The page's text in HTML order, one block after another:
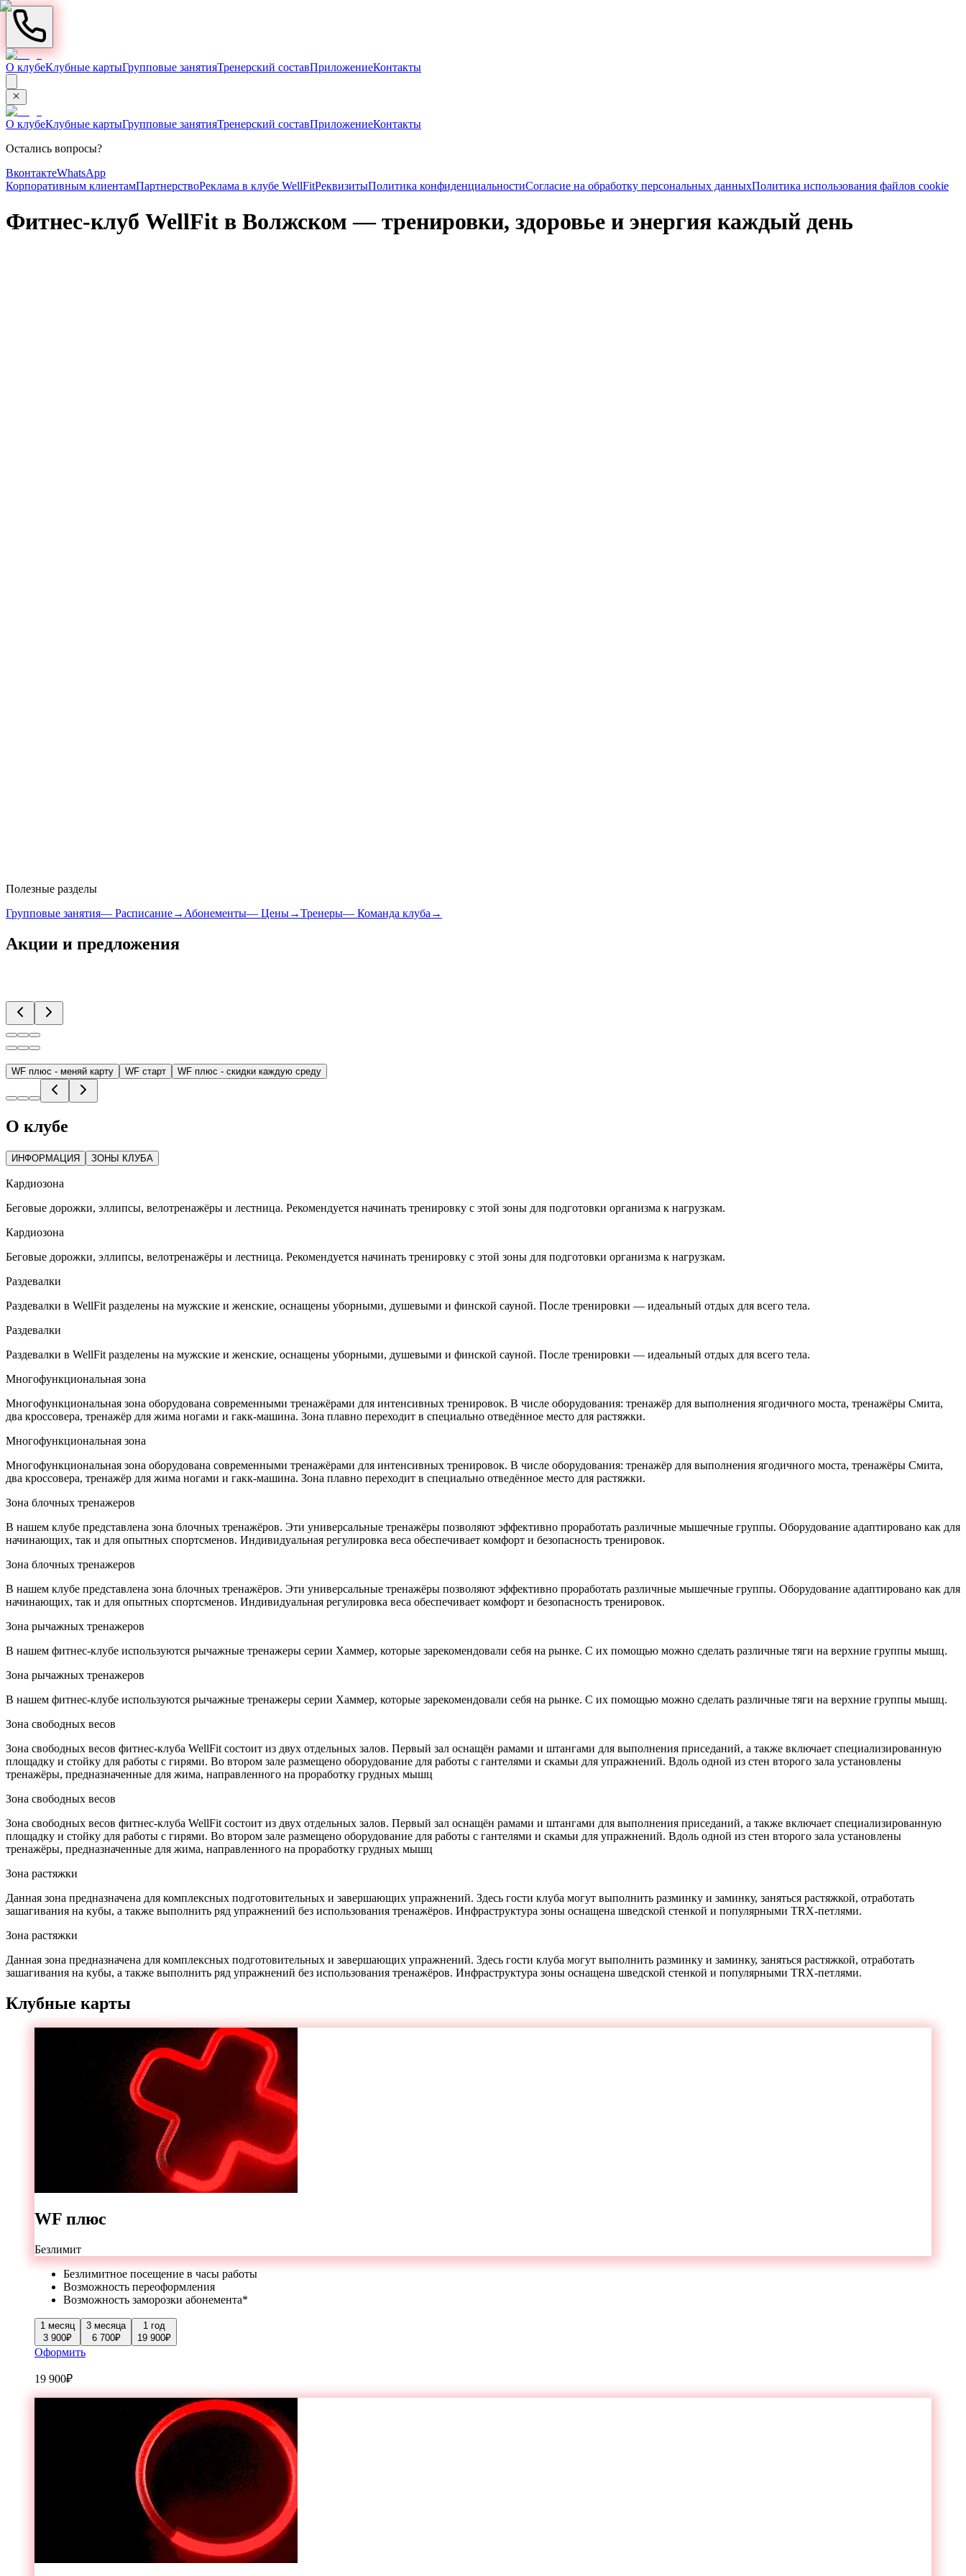
О клубеКлубные картыГрупповые занятияТренерский составПриложениеКонтакты
О клубеКлубные картыГрупповые занятияТренерский составПриложениеКонтакты
Остались вопросы?
ВконтактеWhatsApp
Корпоративным клиентамПартнерствоРеклама в клубе WellFitРеквизитыПолитика конфиденциальностиСогласие на обработку персональных данныхПолитика использования файлов cookie
Фитнес-клуб WellFit в Волжском — тренировки, здоровье и энергия каждый день
Полезные разделы
Групповые занятия— Расписание→ Абонементы— Цены→Тренеры— Команда клуба →
Акции и предложения
WF плюс - меняй карту WF старт WF плюс - скидки каждую среду
О клубе
ИНФОРМАЦИЯ ЗОНЫ КЛУБА
Кардиозона
Беговые дорожки, эллипсы, велотренажёры и лестница. Рекомендуется начинать тренировку с этой зоны для подготовки организма к нагрузкам.
Кардиозона
Беговые дорожки, эллипсы, велотренажёры и лестница. Рекомендуется начинать тренировку с этой зоны для подготовки организма к нагрузкам.
Раздевалки
Раздевалки в WellFit разделены на мужские и женские, оснащены уборными, душевыми и финской сауной. После тренировки — идеальный отдых для всего тела.
Раздевалки
Раздевалки в WellFit разделены на мужские и женские, оснащены уборными, душевыми и финской сауной. После тренировки — идеальный отдых для всего тела.
Многофункциональная зона
Многофункциональная зона оборудована современными тренажёрами для интенсивных тренировок. В числе оборудования: тренажёр для выполнения ягодичного моста, тренажёры Смита,
два кроссовера, тренажёр для жима ногами и гакк-машина. Зона плавно переходит в специально отведённое место для растяжки.
Многофункциональная зона
Многофункциональная зона оборудована современными тренажёрами для интенсивных тренировок. В числе оборудования: тренажёр для выполнения ягодичного моста, тренажёры Смита,
два кроссовера, тренажёр для жима ногами и гакк-машина. Зона плавно переходит в специально отведённое место для растяжки.
Зона блочных тренажеров
В нашем клубе представлена зона блочных тренажёров. Эти универсальные тренажёры позволяют эффективно проработать различные мышечные группы. Оборудование адаптировано как для
начинающих, так и для опытных спортсменов. Индивидуальная регулировка веса обеспечивает комфорт и безопасность тренировок.
Зона блочных тренажеров
В нашем клубе представлена зона блочных тренажёров. Эти универсальные тренажёры позволяют эффективно проработать различные мышечные группы. Оборудование адаптировано как для
начинающих, так и для опытных спортсменов. Индивидуальная регулировка веса обеспечивает комфорт и безопасность тренировок.
Зона рычажных тренажеров
В нашем фитнес-клубе используются рычажные тренажеры серии Хаммер, которые зарекомендовали себя на рынке. С их помощью можно сделать различные тяги на верхние группы мышц.
Зона рычажных тренажеров
В нашем фитнес-клубе используются рычажные тренажеры серии Хаммер, которые зарекомендовали себя на рынке. С их помощью можно сделать различные тяги на верхние группы мышц.
Зона свободных весов
Зона свободных весов фитнес-клуба WellFit состоит из двух отдельных залов. Первый зал оснащён рамами и штангами для выполнения приседаний, а также включает специализированную
площадку и стойку для работы с гирями. Во втором зале размещено оборудование для работы с гантелями и скамьи для упражнений. Вдоль одной из стен второго зала установлены
тренажёры, предназначенные для жима, направленного на проработку грудных мышц
Зона свободных весов
Зона свободных весов фитнес-клуба WellFit состоит из двух отдельных залов. Первый зал оснащён рамами и штангами для выполнения приседаний, а также включает специализированную
площадку и стойку для работы с гирями. Во втором зале размещено оборудование для работы с гантелями и скамьи для упражнений. Вдоль одной из стен второго зала установлены
тренажёры, предназначенные для жима, направленного на проработку грудных мышц
Зона растяжки
Данная зона предназначена для комплексных подготовительных и завершающих упражнений. Здесь гости клуба могут выполнить разминку и заминку, заняться растяжкой, отработать
зашагивания на кубы, а также выполнить ряд упражнений без использования тренажёров. Инфраструктура зоны оснащена шведской стенкой и популярными TRX-петлями.
Зона растяжки
Данная зона предназначена для комплексных подготовительных и завершающих упражнений. Здесь гости клуба могут выполнить разминку и заминку, заняться растяжкой, отработать
зашагивания на кубы, а также выполнить ряд упражнений без использования тренажёров. Инфраструктура зоны оснащена шведской стенкой и популярными TRX-петлями.
Клубные карты
WF плюс
Безлимит
Безлимитное посещение в часы работы
Возможность переоформления
Возможность заморозки абонемента*
1 месяц
3 900₽
3 месяца
6 700₽
1 год
19 900₽
Оформить
19 900₽